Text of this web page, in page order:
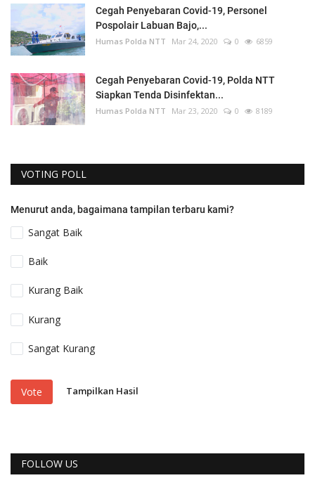
Cegah Penyebaran Covid-19, Personel
Pospolair Labuan Bajo,...
Humas Polda NTT Mar 24, 2020 0 6859
Cegah Penyebaran Covid-19, Polda NTT
Siapkan Tenda Disinfektan...
Humas Polda NTT Mar 23, 2020 0 8189
VOTING POLL
Menurut anda, bagaimana tampilan terbaru kami?
Sangat Baik
Baik
Kurang Baik
Kurang
Sangat Kurang
Vote Tampilkan Hasil
FOLLOW US